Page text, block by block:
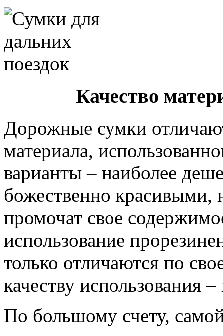
Качество
Дорожные сумки
материала,
варианты – наиболее
божественно красивыми,
промочат свое
использование
только отличаются по
качеству использования
По большому счету,